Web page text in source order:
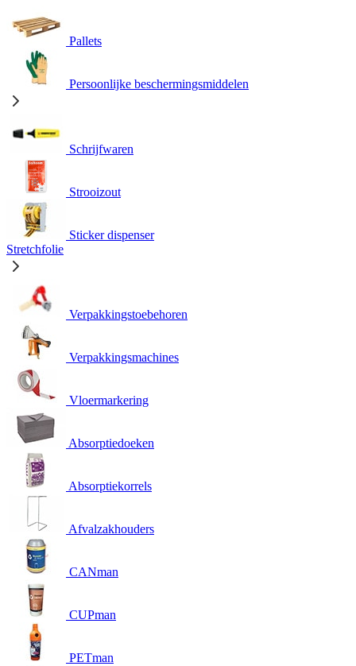
Pallets
Persoonlijke beschermingsmiddelen
Schrijfwaren
Strooizout
Sticker dispenser
Stretchfolie
Verpakkingstoebehoren
Verpakkingsmachines
Vloermarkering
Absorptiedoeken
Absorptiekorrels
Afvalzakhouders
CANman
CUPman
PETman